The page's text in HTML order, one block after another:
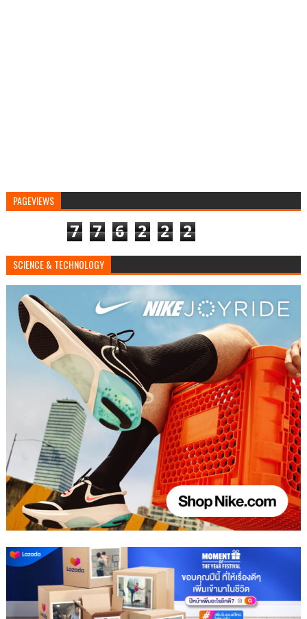
PAGEVIEWS
7 7 6 2 2 2
SCIENCE & TECHNOLOGY